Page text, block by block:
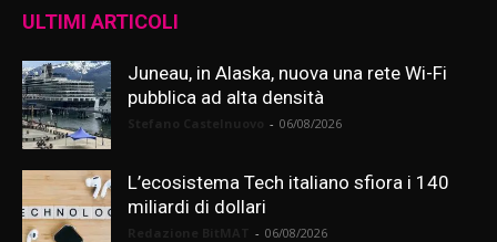
ULTIMI ARTICOLI
Juneau, in Alaska, nuova una rete Wi-Fi
pubblica ad alta densità
- 06/08/2026
L’ecosistema Tech italiano sfiora i 140
miliardi di dollari
- 06/08/2026